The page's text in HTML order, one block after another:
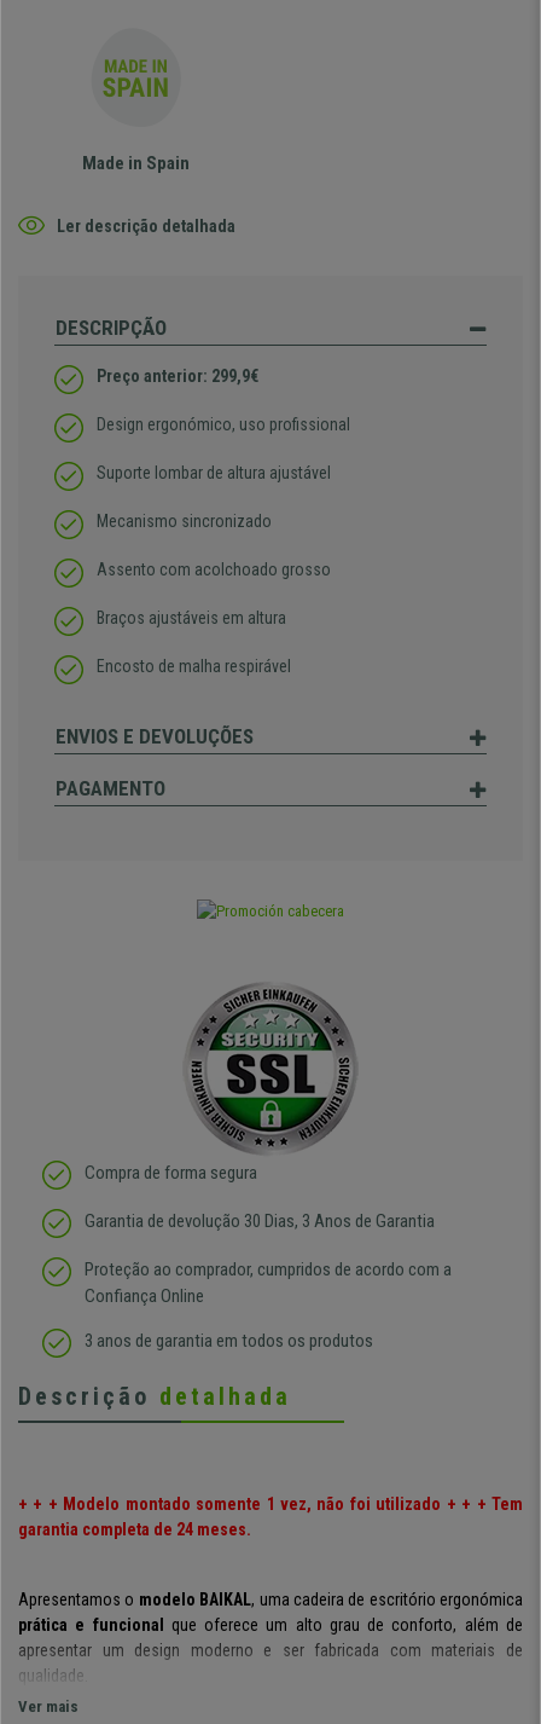
Made in Spain
Ler descrição detalhada
DESCRIPÇÃO
Preço anterior: 299,9€
Design ergonómico, uso profissional
Suporte lombar de altura ajustável
Mecanismo sincronizado
Assento com acolchoado grosso
Braços ajustáveis em altura
Encosto de malha respirável
ENVIOS E DEVOLUÇÕES
PAGAMENTO
Compra de forma segura
Garantia de devolução 30 Dias, 3 Anos de Garantia
Proteção ao comprador, cumpridos de acordo com a
Confiança Online
3 anos de garantia em todos os produtos
Descrição detalhada
+ + + Modelo montado somente 1 vez, não foi utilizado + + + Tem
garantia completa de 24 meses.
Apresentamos o modelo BAIKAL, uma cadeira de escritório ergonómica
prática e funcional que oferece um alto grau de conforto, além de
apresentar um design moderno e ser fabricada com materiais de
qualidade.
Ver mais